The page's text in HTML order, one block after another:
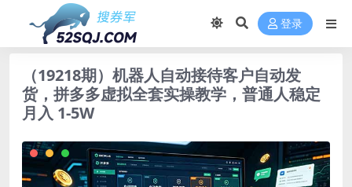
登录
（19218期）机器人自动接待客户自动发
货，拼多多虚拟全套实操教学，普通人稳定
月入 1-5W